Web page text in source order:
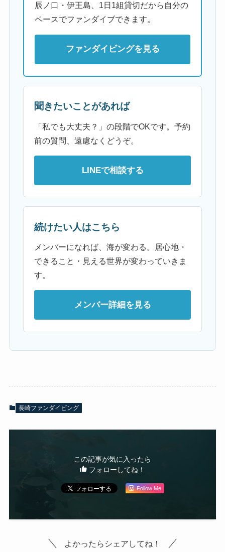
辰ノ口・伊王島、1日1組貸切だから自分の
ペースでファンダイブできます。
ファンダイビングを見る
聞きたいことがあれば
「私でも大丈夫？」の段階でOKです。予約
前の質問、遠慮なくどうぞ。
LINEで相談する
続けたい人はこちら
メンバーになれば、海が変わる。居心地・
できること・見える世界が変わっていきま
す。
メンバー詳細を見る
長崎ファンダイビング
この記事が気に入ったら
フォローしてね！
Follow Me
よかったらシェアしてね！